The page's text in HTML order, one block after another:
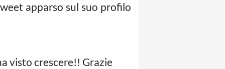
apparso sul suo profilo
visto crescere!! Grazie